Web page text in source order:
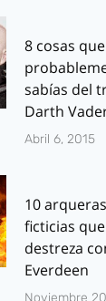
8 cosas que
sabías del
Darth
Abril 6, 2015
10
ficticias
destreza
Everdeen
Noviembre